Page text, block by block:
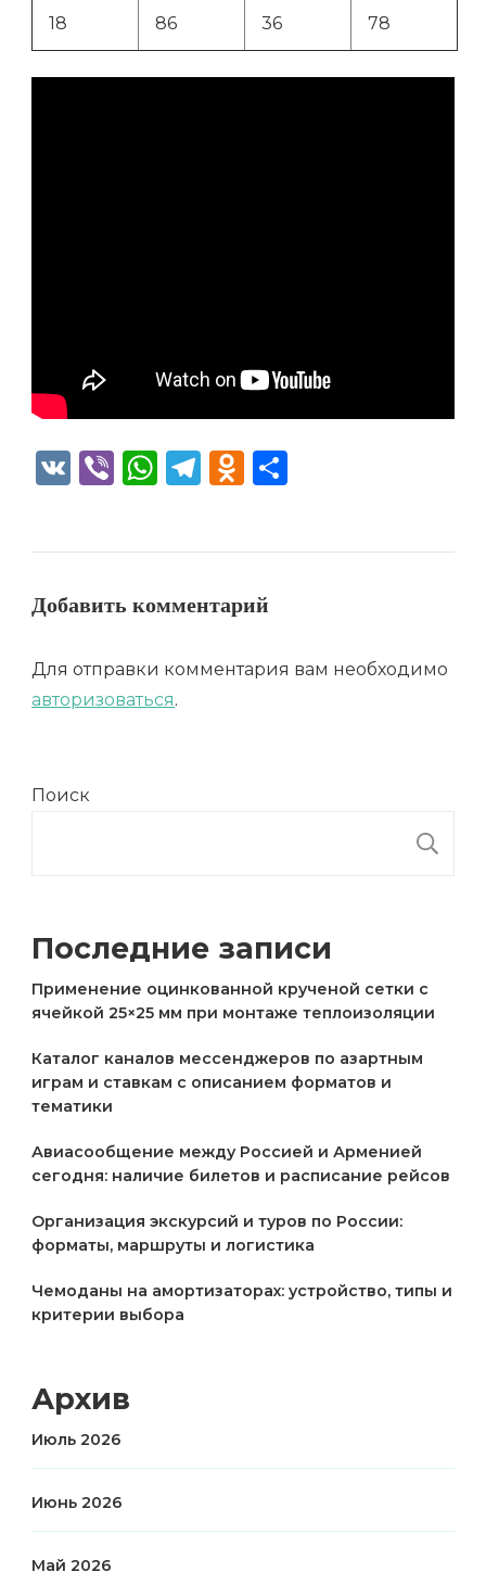
18 86 36 78
VK ViberWhatsApp
Telegram
Odnoklassniki
Добавить комментарий
Для отправки комментария вам необходимо
авторизоваться.
Поиск
Последние записи
Применение оцинкованной крученой сетки с
ячейкой 25×25 мм при монтаже теплоизоляции
Каталог каналов мессенджеров по азартным
играм и ставкам с описанием форматов и
тематики
Авиасообщение между Россией и Арменией
сегодня: наличие билетов и расписание рейсов
Организация экскурсий и туров по России:
форматы, маршруты и логистика
Чемоданы на амортизаторах: устройство, типы и
критерии выбора
Архив
Июль 2026
Июнь 2026
Май 2026